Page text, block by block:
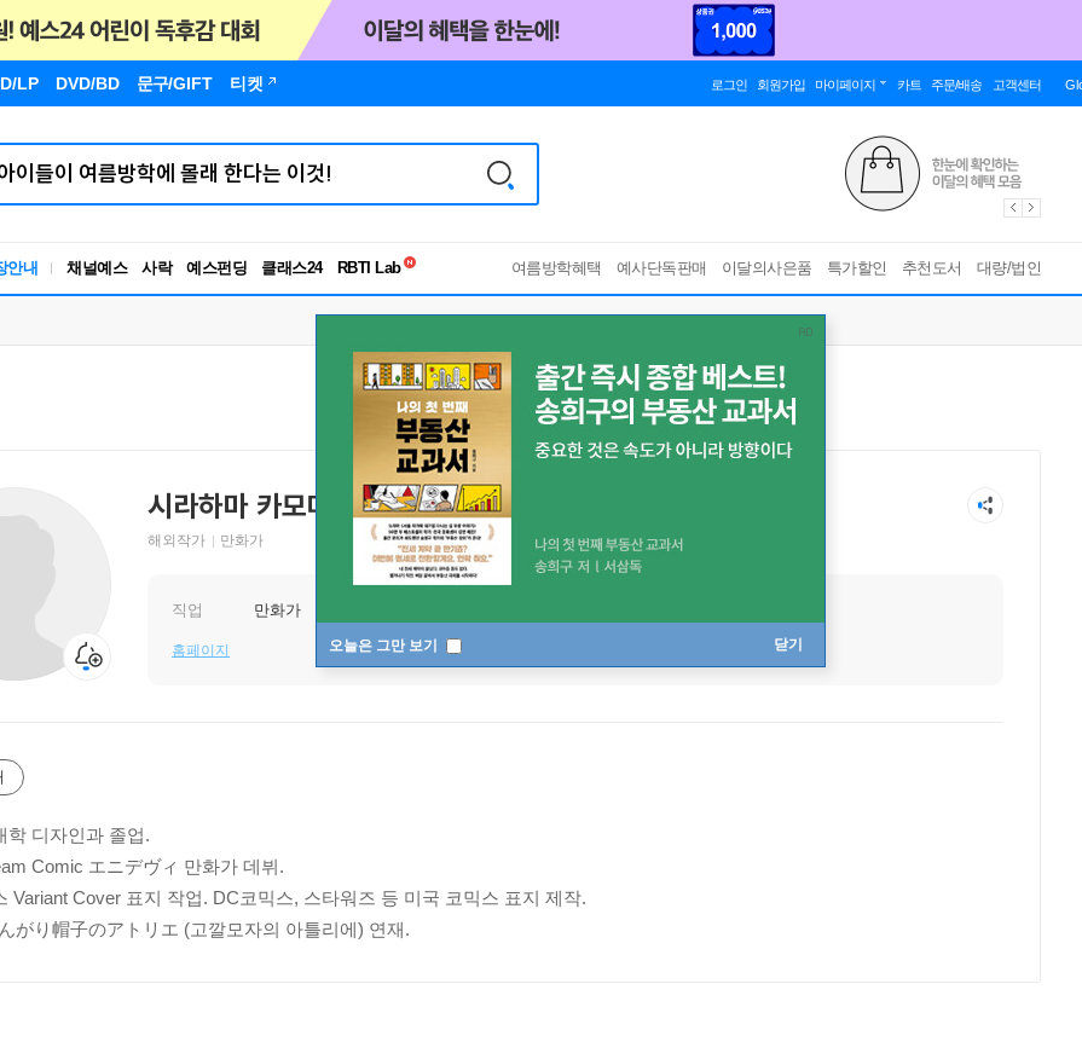
LP DVD/BD 문구/GIFT 티켓 로그인 회원가입 마이페이지 카트 주문/배송 고객센터
안내 채널예스 사락 예스펀딩 클래스24
RBTI Lab
독서유형검사
여름방학혜택 예사단독판매 이달의사은품 특가할인 추천도서 대량/법인
오늘은 그만 보기 닫기
시라하마 카모메 Kamome Shirahama しらはま かもめ
해외작가
만화가
직업 만화가
홈페이지
학 디자인과 졸업.
Comic エニデヴィ 만화가 데뷔.
Variant Cover 표지 작업. DC코믹스, 스타워즈 등 미국 코믹스 표지 제작.
がり帽子のアトリエ (고깔모자의 아틀리에) 연재.